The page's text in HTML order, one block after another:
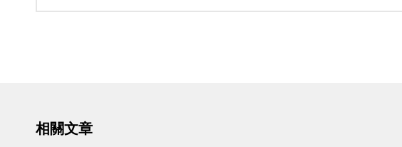
相關文章